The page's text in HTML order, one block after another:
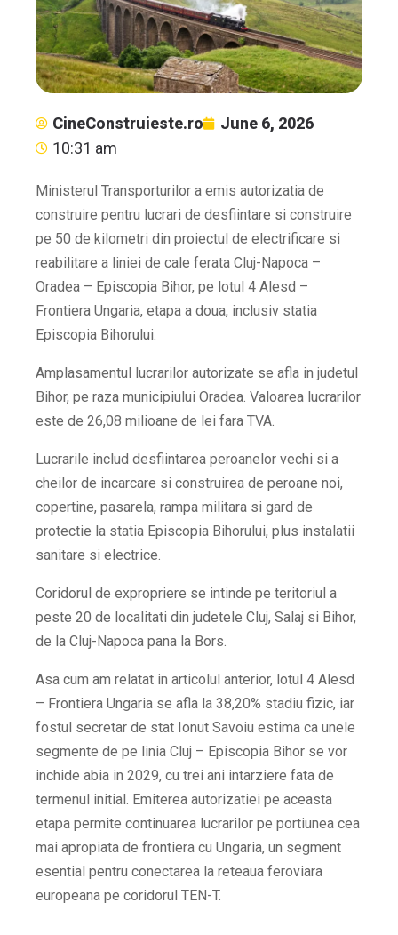
CineConstruieste.ro
June 6, 2026
10:31 am
Ministerul Transporturilor a emis autorizatia de
construire pentru lucrari de desfiintare si construire
pe 50 de kilometri din proiectul de electrificare si
reabilitare a liniei de cale ferata Cluj-Napoca –
Oradea – Episcopia Bihor, pe lotul 4 Alesd –
Frontiera Ungaria, etapa a doua, inclusiv statia
Episcopia Bihorului.
Amplasamentul lucrarilor autorizate se afla in judetul
Bihor, pe raza municipiului Oradea. Valoarea lucrarilor
este de 26,08 milioane de lei fara TVA.
Lucrarile includ desfiintarea peroanelor vechi si a
cheilor de incarcare si construirea de peroane noi,
copertine, pasarela, rampa militara si gard de
protectie la statia Episcopia Bihorului, plus instalatii
sanitare si electrice.
Coridorul de expropriere se intinde pe teritoriul a
peste 20 de localitati din judetele Cluj, Salaj si Bihor,
de la Cluj-Napoca pana la Bors.
Asa cum am relatat in articolul anterior, lotul 4 Alesd
– Frontiera Ungaria se afla la 38,20% stadiu fizic, iar
fostul secretar de stat Ionut Savoiu estima ca unele
segmente de pe linia Cluj – Episcopia Bihor se vor
inchide abia in 2029, cu trei ani intarziere fata de
termenul initial. Emiterea autorizatiei pe aceasta
etapa permite continuarea lucrarilor pe portiunea cea
mai apropiata de frontiera cu Ungaria, un segment
esential pentru conectarea la reteaua feroviara
europeana pe coridorul TEN-T.